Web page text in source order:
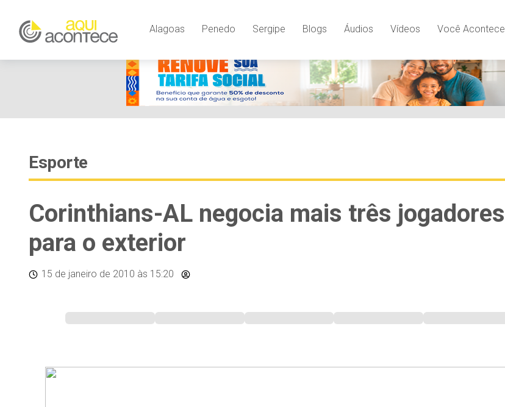
Alagoas Penedo Sergipe Blogs Áudios Vídeos Você Acontece
Esporte
Corinthians-AL negocia mais três jogadores
para o exterior
15 de janeiro de 2010 às 15:20